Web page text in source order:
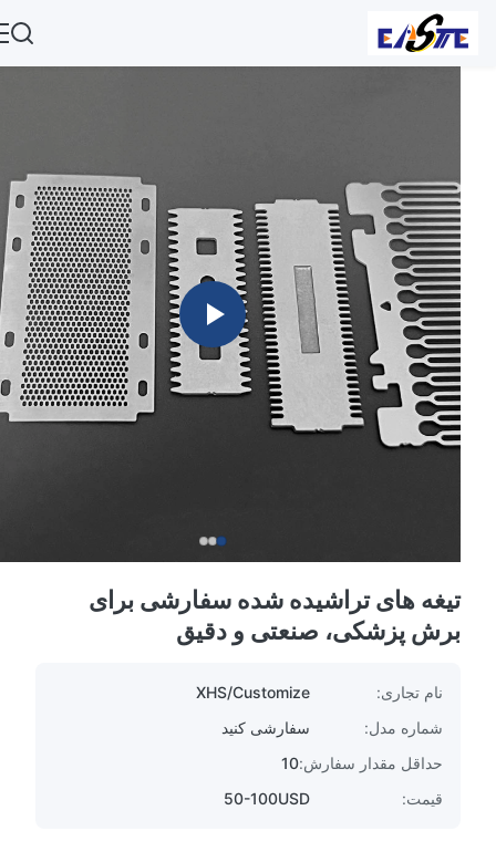
تیغه های تراشیده شده سفارشی برای
برش پزشکی، صنعتی و دقیق
نام تجاری:
XHS/Customize
شماره مدل:
سفارشی کنید
حداقل مقدار سفارش:10
قیمت:
50-100USD